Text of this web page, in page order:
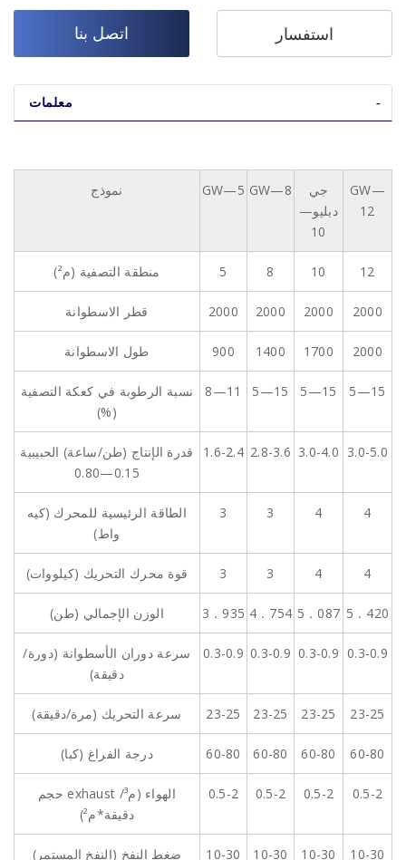
اتصل بنا استفسار
معلمات
نموذج GW—5 GW—8
جي
دبليو—
10
GW—
12
منطقة التصفية (م²) 5 8 10 12
قطر الاسطوانة 2000 2000 2000 2000
طول الاسطوانة 900 1400 1700 2000
نسبة الرطوبة في كعكة التصفية
(%)
8—11 5—15 5—15 5—15
قدرة الإنتاج (طن/ساعة) الحبيبية
0.15—0.80
1.6-2.4 2.8-3.6 3.0-4.0 3.0-5.0
الطاقة الرئيسية للمحرك (كيه
واط)
3 3 4 4
قوة محرك التحريك (كيلووات) 3 3 4 4
الوزن الإجمالي (طن) 3．935 4．754 5．087 5．420
سرعة دوران الأسطوانة (دورة/
دقيقة)
0.3-0.9 0.3-0.9 0.3-0.9 0.3-0.9
سرعة التحريك (مرة/دقيقة) 23-25 23-25 23-25 23-25
درجة الفراغ (كبا) 60-80 60-80 60-80 60-80
حجم exhaust الهواء (م³/
دقيقة*م²)
0.5-2 0.5-2 0.5-2 0.5-2
ضغط النفخ (النفخ المستمر) 10-30 10-30 10-30 10-30